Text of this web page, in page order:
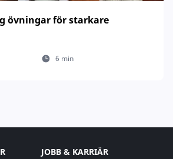
övningar för starkare
6 min
JOBB & KARRIÄR